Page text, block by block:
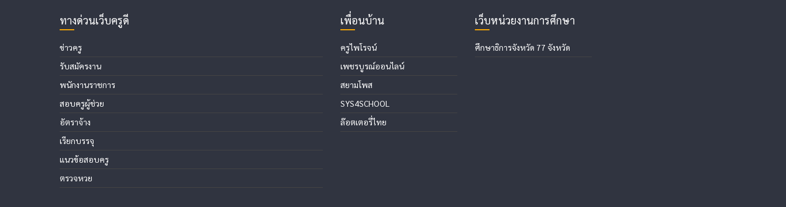
ทางด่วนเว็บครูดี
ข่าวครู
รับสมัครงาน
พนักงานราชการ
สอบครูผู้ช่วย
อัตราจ้าง
เรียกบรรจุ
แนวข้อสอบครู
ตรวจหวย
เพื่อนบ้าน
ครูไพโรจน์
เพชรบูรณ์ออนไลน์
สยามโพส
SYS4SCHOOL
ล๊อตเตอรี่ไทย
เว็บหน่วยงานการศึกษา
ศึกษาธิการจังหวัด 77 จังหวัด